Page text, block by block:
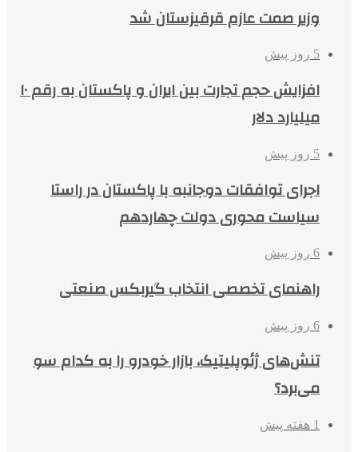
وزیر صمت عازم قرقیزستان شد
5 روز پیش
افزایش حجم تجارت بین ایران و پاکستان به رقم ۱۰
میلیارد دلار
5 روز پیش
اجرای توافقات دوجانبه با پاکستان در راستا
سیاست محوری دولت چهاردهم
6 روز پیش
راهنمای تخصصی انتخاب گیربکس صنعتی
6 روز پیش
تنش‌های ژئوپلیتیک، بازار خودرو را به کدام سو
می‌برد؟
1 هفته پیش